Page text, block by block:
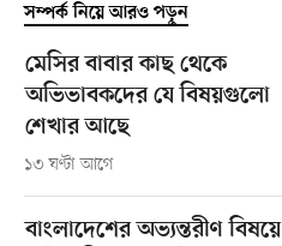
সম্পর্ক নিয়ে আরও পড়ুন
মেসির বাবার কাছ থেকে
অভিভাবকদের যে বিষয়গুলো
শেখার আছে
১৩ ঘণ্টা আগে
বাংলাদেশের অভ্যন্তরীণ বিষয়ে